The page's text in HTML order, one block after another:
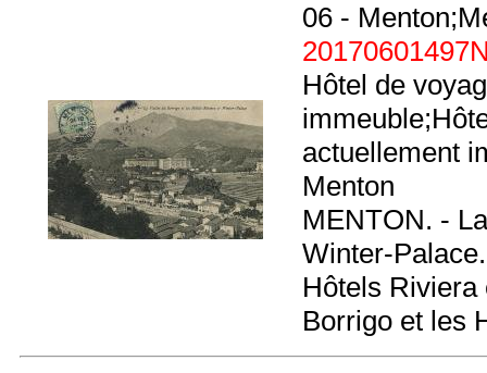
06 -
Hôtel de
actuellement
Menton
MENTON. -
Winter-
Hôtels
Borrigo et les